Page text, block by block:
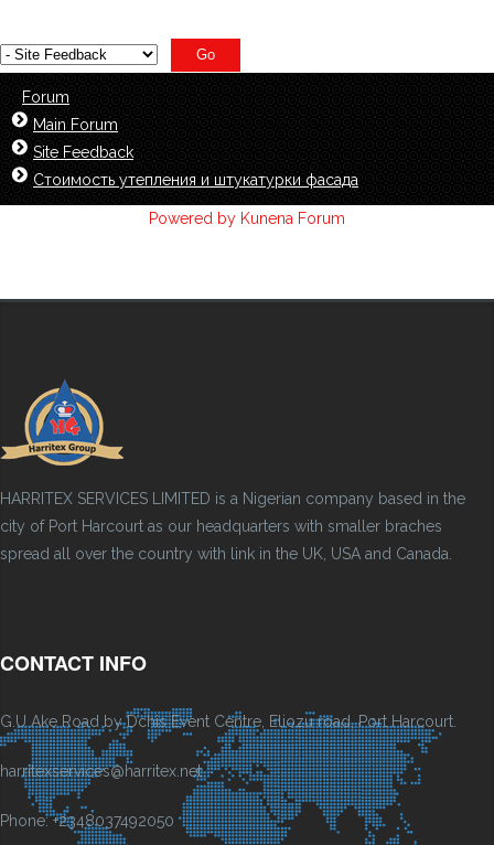
Forum
Main Forum
Site Feedback
Стоимость утепления и штукатурки фасада
Powered by Kunena Forum
HARRITEX SERVICES LIMITED is a Nigerian company based in the
city of Port Harcourt as our headquarters with smaller braches
spread all over the country with link in the UK, USA and Canada.
CONTACT INFO
G.U Ake Road by Dchis Event Centre, Eliozu road, Port Harcourt.
harritexservices@harritex.net
Phone: +2348037492050